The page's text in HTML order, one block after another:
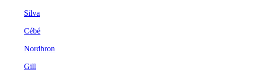
Silva
Cébé
Nordbron
Gill